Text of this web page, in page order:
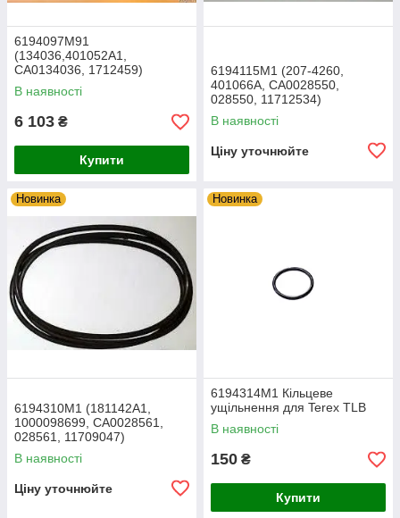
6194097M91
(134036,401052A1,
CA0134036, 1712459)
Рульова тяга в зборі TEREX
TLB
В наявності
6 103 ₴
Купити
6194115M1 (207-4260,
401066A, CA0028550,
028550, 11712534)
Ущільнювальне кільце
TEREX
В наявності
Ціну уточнюйте
Новинка
6194310M1 (181142A1,
1000098699, СА0028561,
028561, 11709047)
Ущільнювальне кільце
TEREX
В наявності
Ціну уточнюйте
Новинка
6194314M1 Кільцеве
ущільнення для Terex TLB
В наявності
150 ₴
Купити